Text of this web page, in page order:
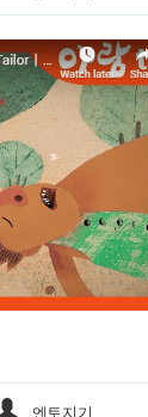
엔토지기